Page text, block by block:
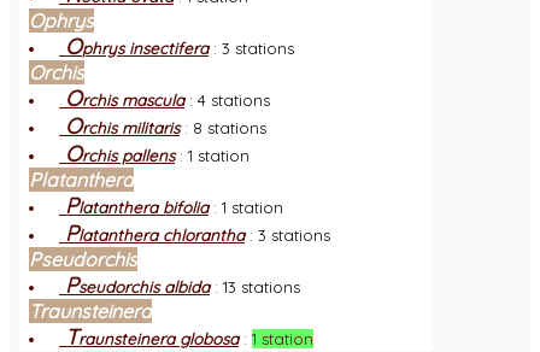
Ophrys
Ophrys insectifera: 3 stations
Orchis
Orchis mascula: 4 stations
Orchis militaris: 8 stations
Orchis pallens: 1 station
Platanthera
Platanthera bifolia: 1 station
Platanthera chlorantha: 3 stations
Pseudorchis
Pseudorchis albida: 13 stations
Traunsteinera
Traunsteinera globosa: 1 station